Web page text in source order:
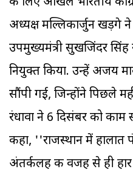
अध्यक्ष मल्लिकार्जुन खड़गे
उपमुख्यमंत्री सुखजिंदर सिंह
नियुक्त किया. उन्हें अजय
सौंपी गई, जिन्होंने पिछले
रंधावा ने 6 दिसंबर को
कहा, ''राजस्थान में हालात
अंतर्कलह की वजह से ही